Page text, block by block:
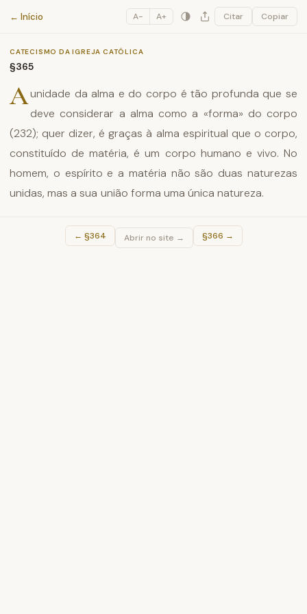
Catecismo da Igreja Católica
← Início A− A+ Citar Copiar
CATECISMO DA IGREJA CATÓLICA
§365
Aunidade da alma e do corpo é tão profunda que se
deve considerar a alma como a «forma» do corpo
(232); quer dizer, é graças à alma espiritual que o corpo,
constituído de matéria, é um corpo humano e vivo. No
homem, o espírito e a matéria não são duas naturezas
unidas, mas a sua união forma uma única natureza.
← §364 Abrir no site → §366 →